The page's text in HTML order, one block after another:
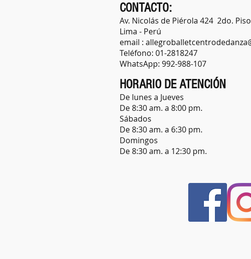
CONTACTO:
Av. Nicolás de Piérola 424 2do.
Lima - Perú
email :
Teléfono: 01-2818247
WhatsApp: 992-988-107
HORARIO DE ATENCIÓN
De lunes a Jueves
De 8:30 am. a 8:00 pm.
​Sábados
De 8:30 am. a 6:30 pm.
Domingos
De 8:30 am. a 12:30 pm.